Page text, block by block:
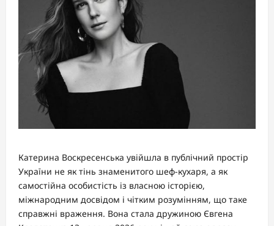
Катерина Воскресенська увійшла в публічний простір
України не як тінь знаменитого шеф-кухаря, а як
самостійна особистість із власною історією,
міжнародним досвідом і чітким розумінням, що таке
справжні враження. Вона стала дружиною Євгена